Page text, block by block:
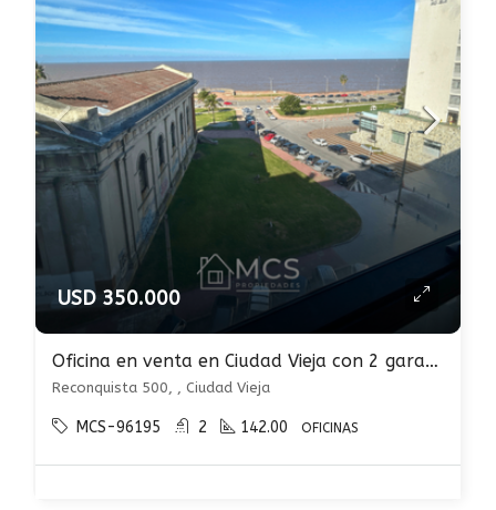
USD 350.000
Oficina en venta en Ciudad Vieja con 2 garages
Reconquista 500, , Ciudad Vieja
MCS-96195 2 142.00 OFICINAS